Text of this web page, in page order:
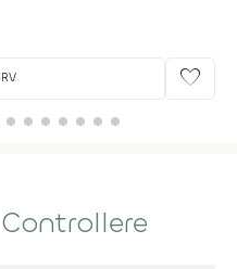
favorite